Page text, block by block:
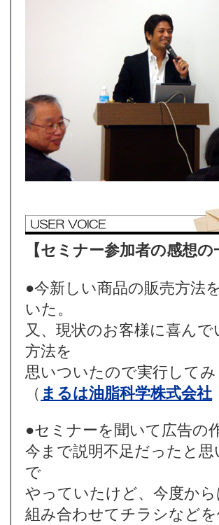
【セミナー参加者の感想
●今新しい商品の販売方法
いた。
又、現状のお客様に喜ん
方法を
思いついたので実行してみ
（ まるは油脂科学株式会社
●セミナーを聞いて広告の
今まで説明不足だったと
で
やっていたけど、今度か
組み合わせてチラシなど